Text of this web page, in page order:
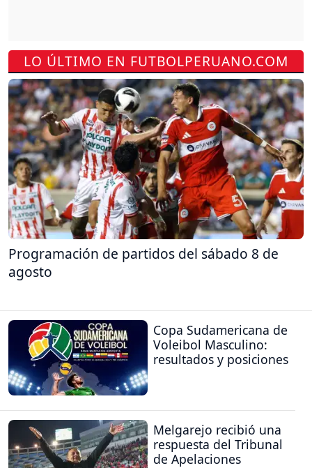
LO ÚLTIMO EN FUTBOLPERUANO.COM
Programación de partidos del sábado 8 de
agosto
Copa Sudamericana de
Voleibol Masculino:
resultados y posiciones
Melgarejo recibió una
respuesta del Tribunal
de Apelaciones